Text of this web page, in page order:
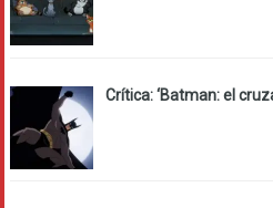
Crítica: ‘Batman: el